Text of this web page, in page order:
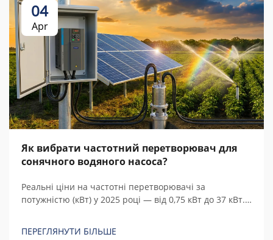
04
Apr
Як вибрати частотний перетворювач для
сонячного водяного насоса?
Реальні ціни на частотні перетворювачі за
потужністю (кВт) у 2025 році — від 0,75 кВт до 37 кВт.
ПЕРЕГЛЯНУТИ БІЛЬШЕ